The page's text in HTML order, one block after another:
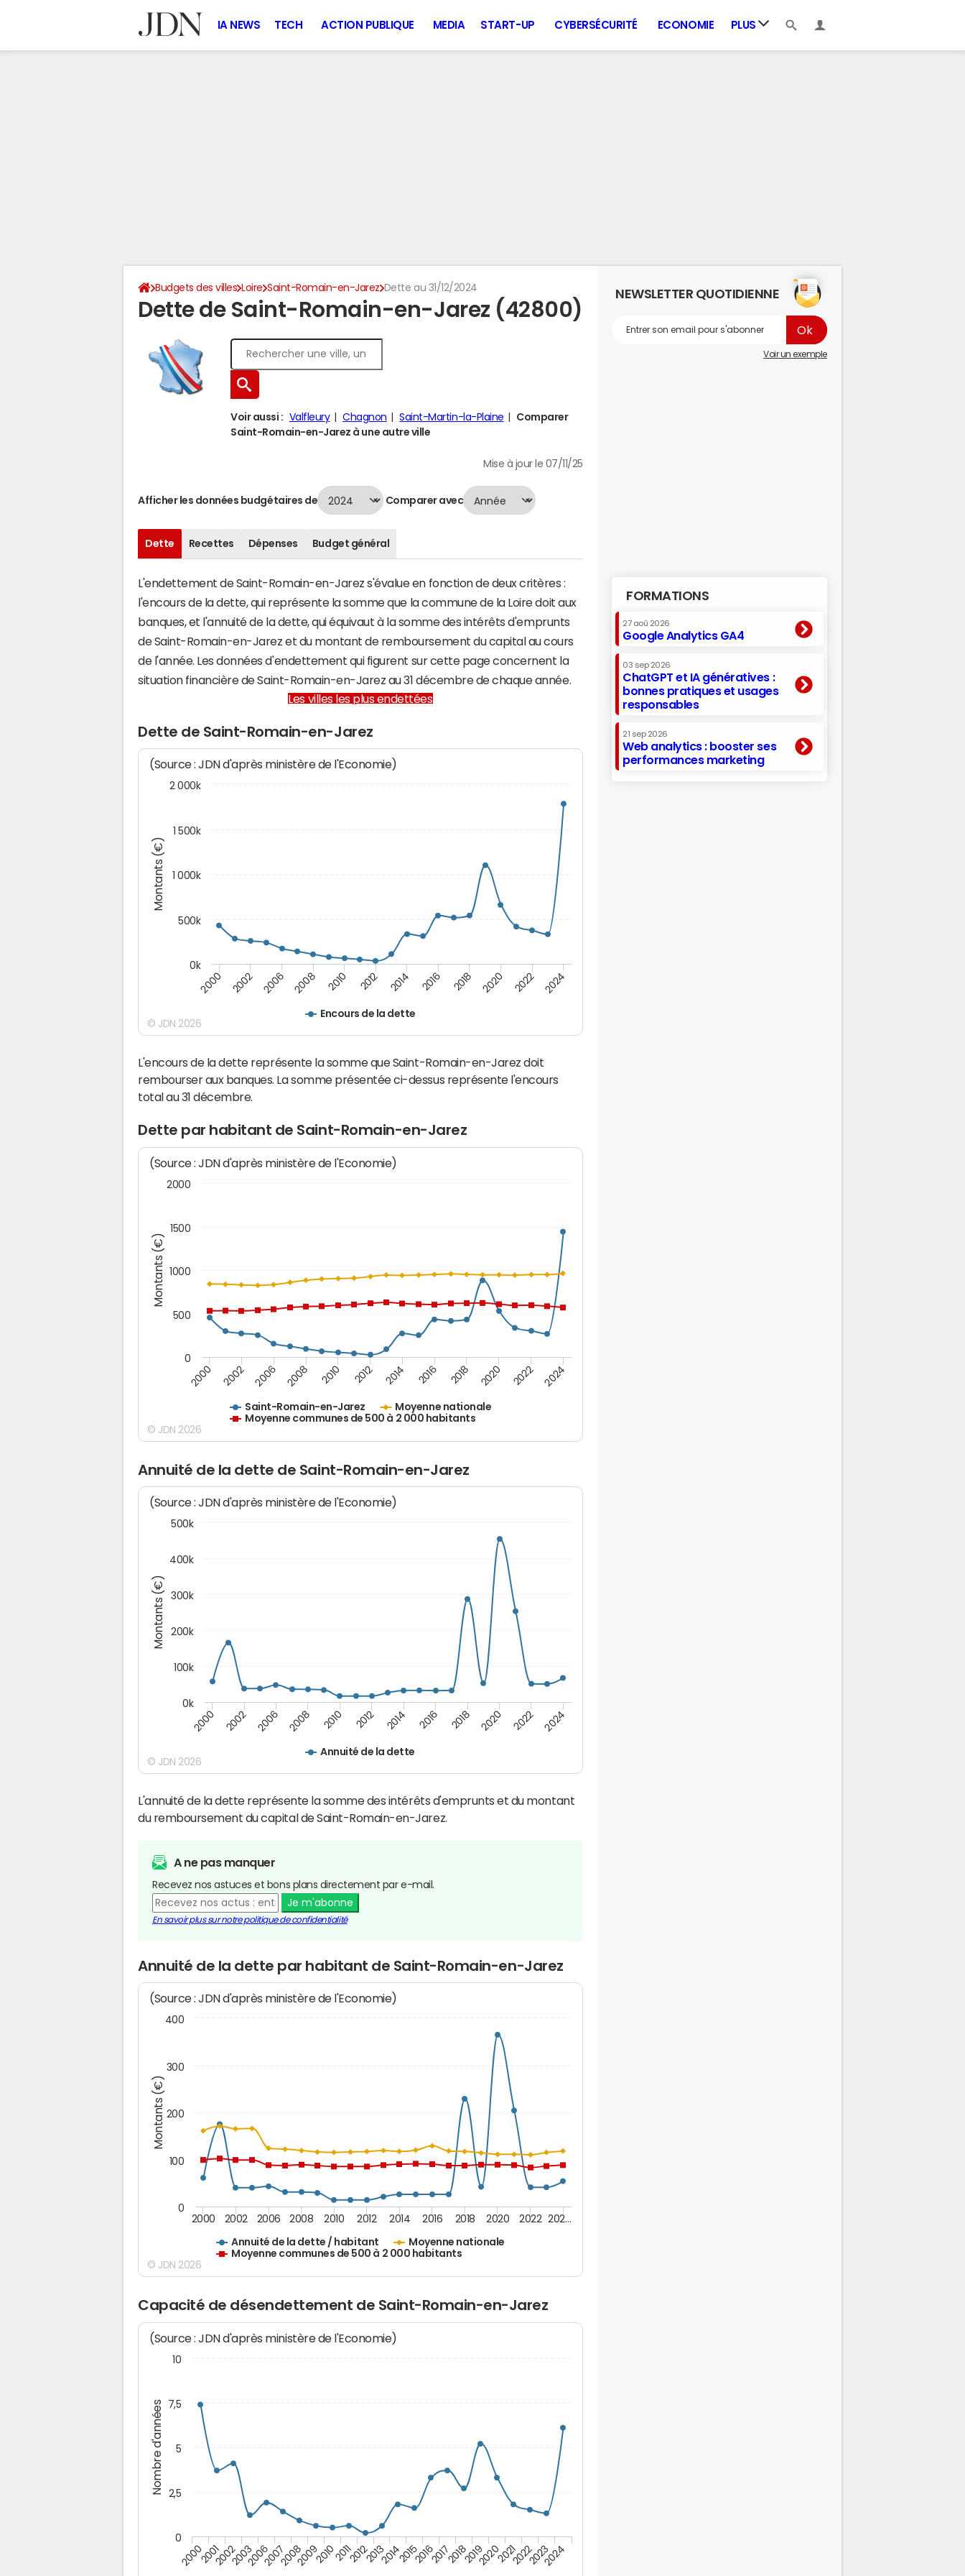
IA NEWS TECH ACTION PUBLIQUE MEDIA START-UP CYBERSÉCURITÉ ECONOMIE PLUS
Budgets des villes Loire Saint-Romain-en-Jarez Dette au 31/12/2024
Dette de Saint-Romain-en-Jarez (42800)
Voir aussi : Valfleury Chagnon Saint-Martin-la-Plaine
Comparer
Saint-Romain-en-Jarez à une autre ville
Mise à jour le 07/11/25
Afficher les données budgétaires de Comparer avec
Dette Recettes Dépenses Budget général
L'endettement de Saint-Romain-en-Jarez s'évalue en fonction de deux critères :
l'encours de la dette, qui représente la somme que la commune de la Loire doit aux
banques, et l'annuité de la dette, qui équivaut à la somme des intérêts d'emprunts
de Saint-Romain-en-Jarez et du montant de remboursement du capital au cours
de l'année. Les données d'endettement qui figurent sur cette page concernent la
situation financière de Saint-Romain-en-Jarez au 31 décembre de chaque année.
Les villes les plus endettées
Dette de Saint-Romain-en-Jarez
Montants (€)
(Source : JDN d'après ministère de l'Economie)
Encours de la dette
2000 2002 2006 2008 2010 2012 2014 2016 2018 2020 2022 2024
0k
500k
1 000k
1 500k
2 000k
© JDN 2026
L'encours de la dette représente la somme que Saint-Romain-en-Jarez doit
rembourser aux banques. La somme présentée ci-dessus représente l'encours
total au 31 décembre.
Dette par habitant de Saint-Romain-en-Jarez
Montants (€)
(Source : JDN d'après ministère de l'Economie)
Saint-Romain-en-Jarez
Moyenne nationale
Moyenne communes de 500 à 2 000 habitants
2000 2002 2006 2008 2010 2012 2014 2016 2018 2020 2022 2024
0
500
1000
1500
2000
© JDN 2026
Annuité de la dette de Saint-Romain-en-Jarez
Montants (€)
(Source : JDN d'après ministère de l'Economie)
Annuité de la dette
2000 2002 2006 2008 2010 2012 2014 2016 2018 2020 2022 2024
0k
100k
200k
300k
400k
500k
© JDN 2026
L'annuité de la dette représente la somme des intérêts d'emprunts et du montant
du remboursement du capital de Saint-Romain-en-Jarez.
A ne pas manquer
Recevez nos astuces et bons plans directement par e-mail.
Je m'abonne
En savoir plus sur notre politique de confidentialité
Annuité de la dette par habitant de Saint-Romain-en-Jarez
Montants (€)
(Source : JDN d'après ministère de l'Economie)
Annuité de la dette / habitant
Moyenne nationale
Moyenne communes de 500 à 2 000 habitants
2000 2002 2006 2008 2010 2012 2014 2016 2018 2020 2022 202…
0
100
200
300
400
© JDN 2026
Capacité de désendettement de Saint-Romain-en-Jarez
Nombre d'années
(Source : JDN d'après ministère de l'Economie)
20002001200220032006200720082009201020112012201320142015201620172018201920202021202220232024
0
2,5
5
7,5
10
NEWSLETTER QUOTIDIENNE
Voir un exemple
FORMATIONS
27 aoû 2026
Google Analytics GA4
03 sep 2026
ChatGPT et IA génératives :
bonnes pratiques et usages
responsables
21 sep 2026
Web analytics : booster ses
performances marketing